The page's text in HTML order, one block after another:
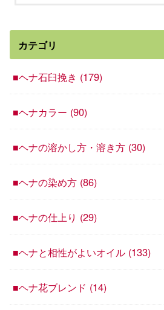
カテゴリ
■ヘナ石臼挽き (179)
■ヘナカラー (90)
■ヘナの溶かし方・溶き方 (30)
■ヘナの染め方 (86)
■ヘナの仕上り (29)
■ヘナと相性がよいオイル (133)
■ヘナ花ブレンド (14)